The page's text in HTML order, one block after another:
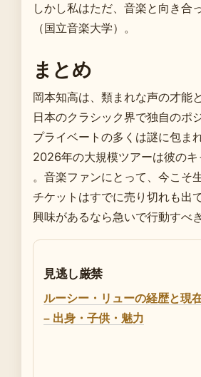
しかし私はただ、音楽と向き合
（国立音楽大学）。
まとめ
岡本知高は、類まれな声の才能
日本のクラシック界で独自のポ
プライベートの多くは謎に包ま
2026年の大規模ツアーは彼の
。音楽ファンにとって、今こそ
チケットはすでに売り切れも出
興味があるなら急いで行動すべき
見逃し厳禁
ルーシー・リューの経歴と現
– 出身・子供・魅力